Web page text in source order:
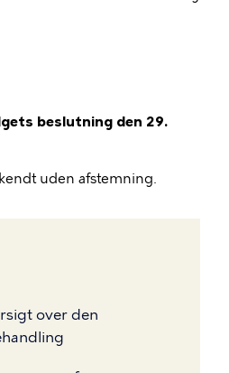
beslutning den 29.
uden afstemning.
over den